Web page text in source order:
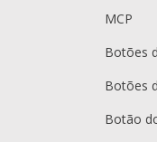
MCP
Botões
Botões
Botão